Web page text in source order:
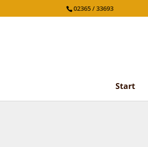
02365 / 33693
Start